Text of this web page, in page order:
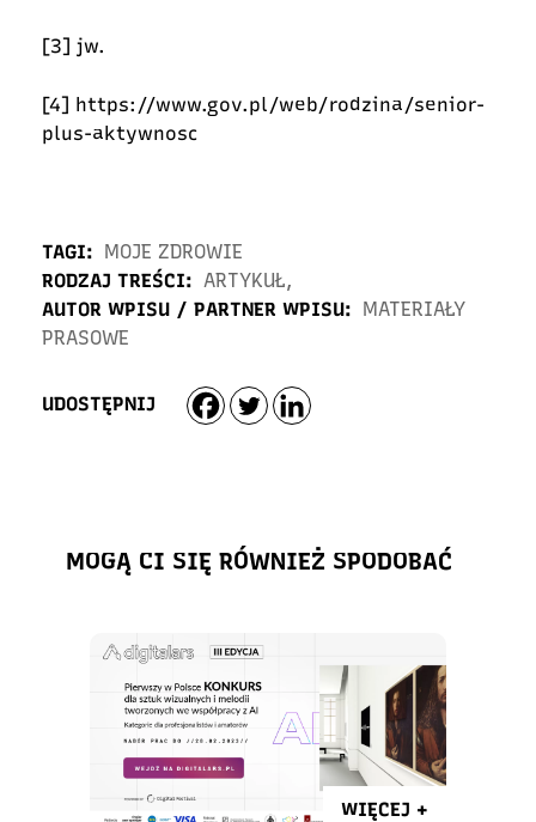
[3] jw.
[4] https://www.gov.pl/web/rodzina/senior-
plus-aktywnosc
TAGI: MOJE ZDROWIE
RODZAJ TREŚCI: ARTYKUŁ,
AUTOR WPISU / PARTNER WPISU: MATERIAŁY
PRASOWE
UDOSTĘPNIJ
MOGĄ CI SIĘ RÓWNIEŻ SPODOBAĆ
WIĘCEJ +